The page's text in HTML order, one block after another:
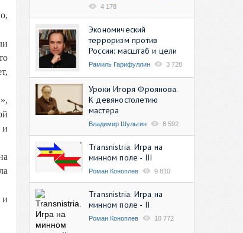
и
и
4 178
Экономический
терроризм против
России: масштаб и цели
Рамиль Гарифуллин 3 728
Уроки Игоря Фроянова.
К девяностолетию
мастера
Владимир Шульгин 8 592
Transnistria. Игра на
минном поле - III
Роман Коноплев 9 810
Transnistria. Игра на
минном поле - II
Роман Коноплев 10 772